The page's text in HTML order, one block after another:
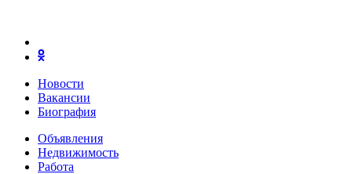
Новости
Вакансии
Биография
Объявления
Недвижимость
Работа